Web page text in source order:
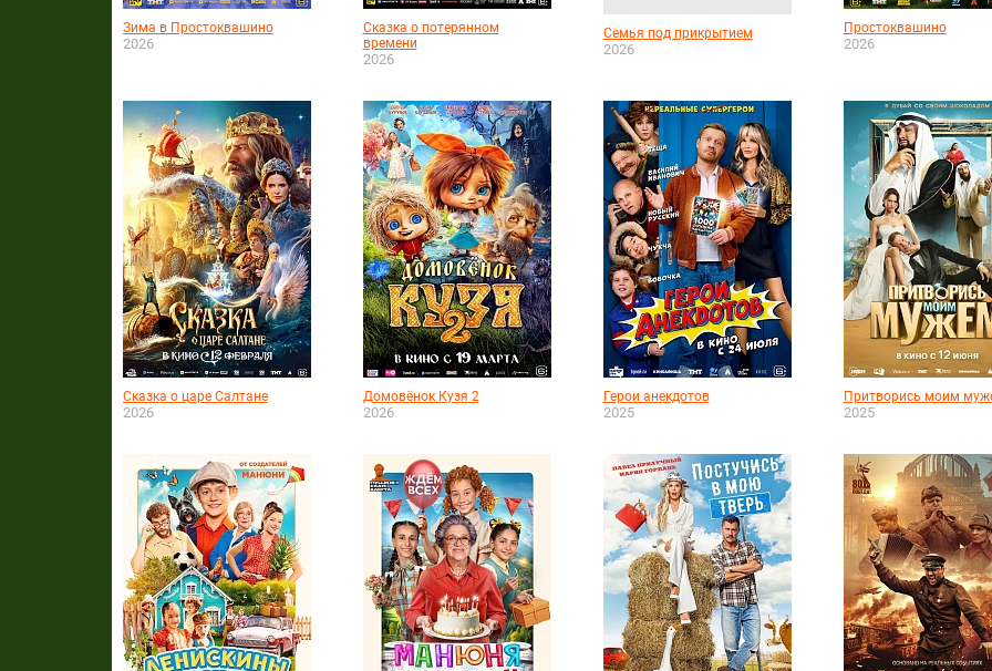
Зима в Простоквашино
2026
Сказка о потерянном
времени
2026
Семья под прикрытием
2026
Простоквашино
2026
Сказка о царе Салтане
2026
Домовёнок Кузя 2
2026
Герои анекдотов
2025
Притворись моим
2025